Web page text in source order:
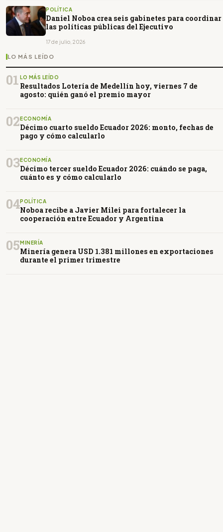
POLÍTICA
Daniel Noboa crea seis gabinetes para coordinar
las políticas públicas del Ejecutivo
17 de julio, 2026
LO MÁS LEÍDO
01 LO MÁS LEÍDO
Resultados Lotería de Medellín hoy, viernes 7 de
agosto: quién ganó el premio mayor
02ECONOMÍA
Décimo cuarto sueldo Ecuador 2026: monto, fechas de
pago y cómo calcularlo
03ECONOMÍA
Décimo tercer sueldo Ecuador 2026: cuándo se paga,
cuánto es y cómo calcularlo
04POLÍTICA
Noboa recibe a Javier Milei para fortalecer la
cooperación entre Ecuador y Argentina
05MINERÍA
Minería genera USD 1.381 millones en exportaciones
durante el primer trimestre